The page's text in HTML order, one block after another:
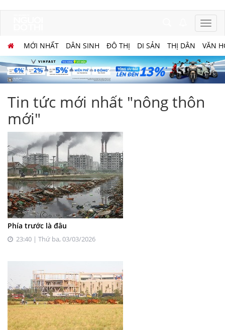
MỚI NHẤT DÂN SINH ĐÔ THỊ DI SẢN THỊ DÂN VĂN
Tin tức mới nhất "nông thôn
mới"
Phía trước là đâu
23:40 | Thứ ba, 03/03/2026